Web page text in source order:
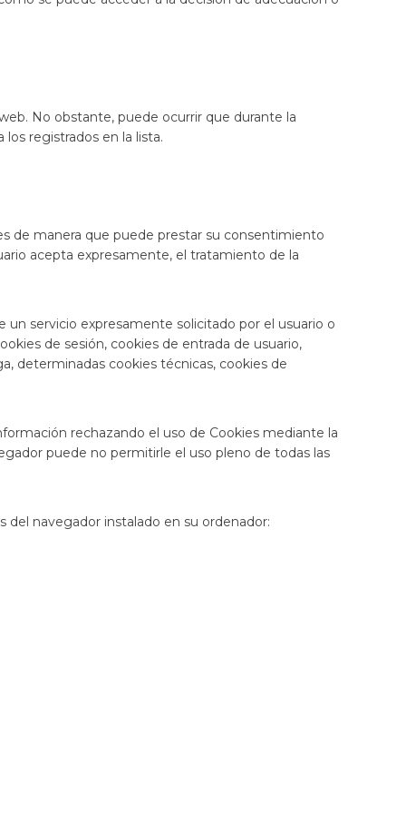
No obstante, puede ocurrir que durante la
registrados en la lista.
de manera que puede prestar su consentimiento
acepta expresamente, el tratamiento de la
servicio expresamente solicitado por el usuario o
de sesión, cookies de entrada de usuario,
determinadas cookies técnicas, cookies de
rechazando el uso de Cookies mediante la
puede no permitirle el uso pleno de todas las
navegador instalado en su ordenador: